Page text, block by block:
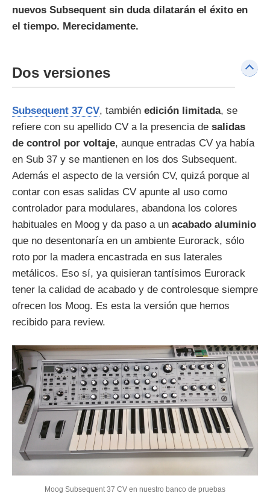
nuevos Subsequent sin duda dilatarán el éxito en
el tiempo. Merecidamente.
Dos versiones
Subsequent 37 CV, también edición limitada, se
refiere con su apellido CV a la presencia de salidas
de control por voltaje, aunque entradas CV ya había
en Sub 37 y se mantienen en los dos Subsequent.
Además el aspecto de la versión CV, quizá porque al
contar con esas salidas CV apunte al uso como
controlador para modulares, abandona los colores
habituales en Moog y da paso a un acabado aluminio
que no desentonaría en un ambiente Eurorack, sólo
roto por la madera encastrada en sus laterales
metálicos. Eso sí, ya quisieran tantísimos Eurorack
tener la calidad de acabado y de controlesque siempre
ofrecen los Moog. Es esta la versión que hemos
recibido para review.
Moog Subsequent 37 CV en nuestro banco de pruebas